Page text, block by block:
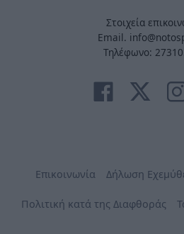
Στοιχεία
Email.
Τηλέφωνο:
Επικοινωνία Δήλωση
Πολιτική κατά της Διαφθοράς